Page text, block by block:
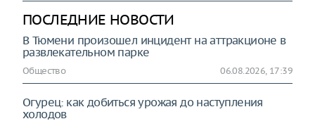
ПОСЛЕДНИЕ НОВОСТИ
В Тюмени произошел инцидент на аттракционе в
развлекательном парке
Общество 06.08.2026, 17:39
Огурец: как добиться урожая до наступления
холодов